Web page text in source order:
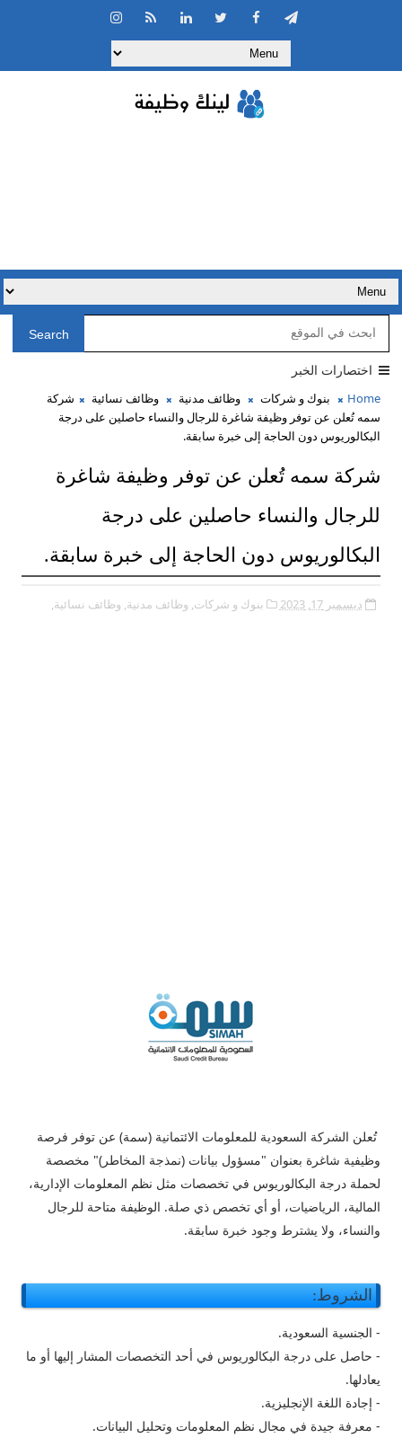
Search
اختصارات الخبر
Home بنوك و شركات وظائف مدنية وظائف نسائية
شركة
سمه تُعلن عن توفر وظيفة شاغرة للرجال والنساء حاصلين على درجة
البكالوريوس دون الحاجة إلى خبرة سابقة.
شركة سمه تُعلن عن توفر وظيفة شاغرة
للرجال والنساء حاصلين على درجة
البكالوريوس دون الحاجة إلى خبرة سابقة.
ديسمبر 17, 2023 بنوك و شركات, وظائف مدنية, وظائف نسائية,
تُعلن الشركة السعودية للمعلومات الائتمانية (سمة) عن توفر فرصة
وظيفية شاغرة بعنوان "مسؤول بيانات (نمذجة المخاطر)" مخصصة
لحملة درجة البكالوريوس في تخصصات مثل نظم المعلومات الإدارية،
المالية، الرياضيات، أو أي تخصص ذي صلة. الوظيفة متاحة للرجال
والنساء، ولا يشترط وجود خبرة سابقة.
الشروط:
- الجنسية السعودية.
- حاصل على درجة البكالوريوس في أحد التخصصات المشار إليها أو ما
يعادلها.
- إجادة اللغة الإنجليزية.
- معرفة جيدة في مجال نظم المعلومات وتحليل البيانات.